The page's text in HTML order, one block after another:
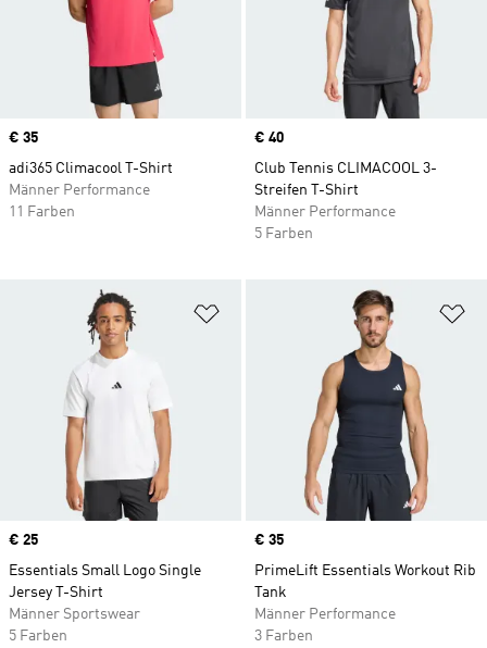
Price
€ 35
adi365 Climacool T-Shirt
Männer Performance
11 Farben
Price
€ 40
Club Tennis CLIMACOOL 3-
Streifen T-Shirt
Männer Performance
5 Farben
Zur Wunschliste hinzufügen
Price
€ 25
Essentials Small Logo Single
Jersey T-Shirt
Männer Sportswear
5 Farben
Price
€ 35
PrimeLift Essentials Workout Rib
Tank
Männer Performance
3 Farben